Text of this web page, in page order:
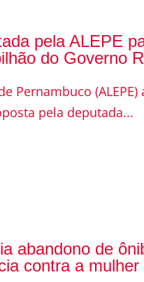
pela ALEPE
do Governo
Pernambuco
pela deputada...
abandono de
contra a